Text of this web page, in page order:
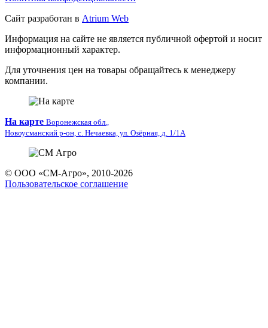
Сайт разработан в Atrium Web
Информация на сайте не является публичной офертой и носит
информационный характер.
Для уточнения цен на товары обращайтесь к менеджеру
компании.
На карте Воронежская обл.,
Новоусманский р-он, с. Нечаевка, ул. Озёрная, д. 1/1А
© ООО «СМ-Агро», 2010-2026
Пользовательское соглашение